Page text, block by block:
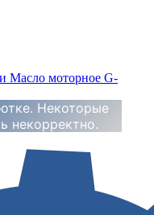
Масло моторное G-
Некоторые
некорректно.